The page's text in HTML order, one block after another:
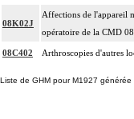
08K02J
Affections de l'appareil
opératoire de la CMD
08C402 Arthroscopies d'autres
Liste de GHM pour M1927